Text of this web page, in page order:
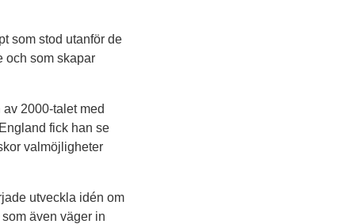
som stod utanför de
och som skapar
2000-talet med
fick han se
valmöjligheter
utveckla idén om
även väger in